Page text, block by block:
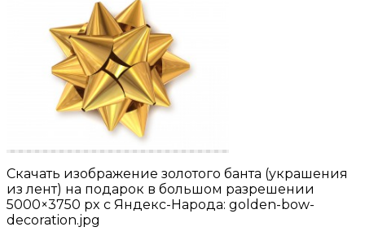
Скачать изображение золотого банта (украшения
из лент) на подарок в большом разрешении
5000×3750 px с Яндекс-Народа: golden-bow-
decoration.jpg